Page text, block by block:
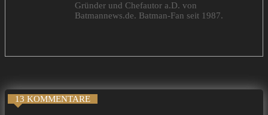
Gründer und Chefautor a.D. von
Batmannews.de. Batman-Fan seit 1987.
13 KOMMENTARE